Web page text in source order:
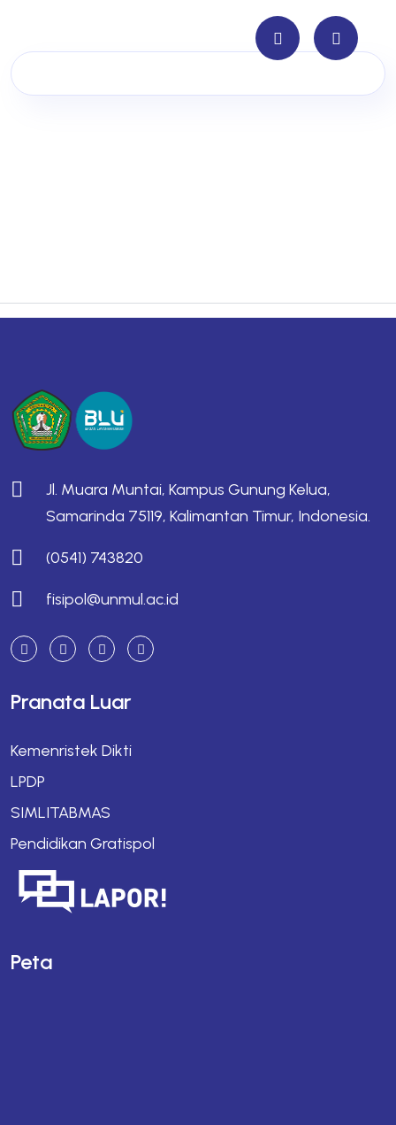
Jl. Muara Muntai, Kampus Gunung Kelua,
Samarinda 75119, Kalimantan Timur, Indonesia.
(0541) 743820
fisipol@unmul.ac.id
Pranata Luar
Kemenristek Dikti
LPDP
SIMLITABMAS
Pendidikan Gratispol
Peta